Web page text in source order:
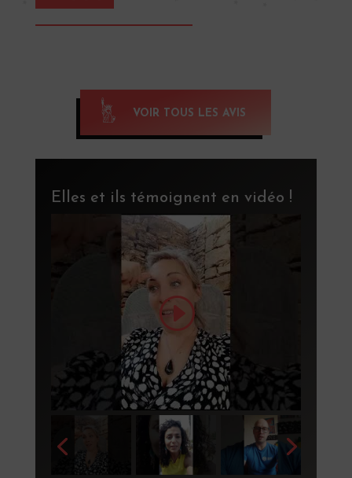
VOIR TOUS LES AVIS
Elles et ils témoignent en vidéo !